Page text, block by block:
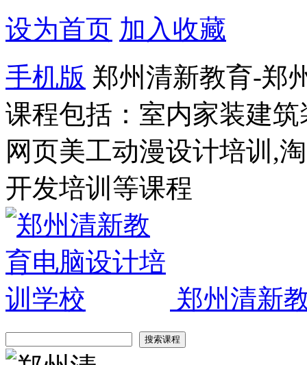
设为首页 加入收藏
手机版 郑州清新教育-郑
课程包括：室内家装建
网页美工动漫设计培训,
开发培训等课程
郑州清新